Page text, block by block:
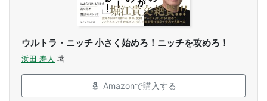
ウルトラ・ニッチ 小さく始めろ！ニッチを攻めろ！
浜田 寿人 著
Amazonで購入する